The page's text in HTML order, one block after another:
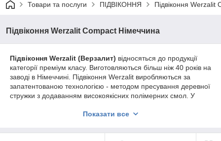
Товари та послуги ПІДВІКОННЯ Підвіконня Werzalit
Підвіконня Werzalit Compact Німеччина
Підвіконня Werzalit (Верзалит) відносяться до продукції
категорії преміум класу. Виготовляються більш ніж 40 років на
заводі в Німеччині. Підвіконня Werzalit виробляються за
запатентованою технологією - методом пресування деревної
стружки з додаванням високоякісних полімерних смол. У
особливою міцністю і презентабельним зовнішнім виглядом.
Показати все